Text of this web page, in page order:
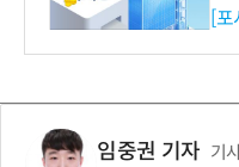
환
[포
임중권 기자 기